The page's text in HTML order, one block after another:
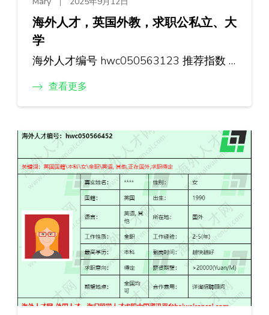
海外人才，英国外教，求职公私立、大
学
海外人才编号 hwc050563123 推荐指数 …
查看更多